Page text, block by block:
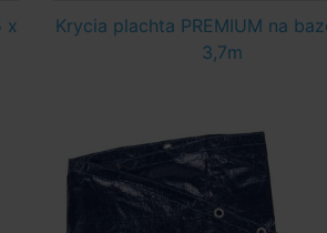
x
Krycia plachta PREMIUM na
3,7m